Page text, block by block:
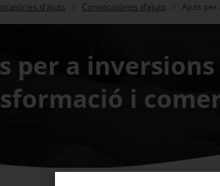
d'ajuts Convocatòries d’ajuts Ajuts per
per a
i